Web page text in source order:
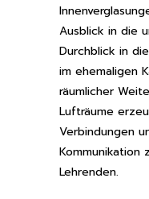
Ausblick in die
Durchblick in
im ehemaligen
räumlicher
Lufträume
Verbindungen
Kommunikation
Lehrenden.